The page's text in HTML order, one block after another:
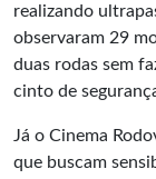
realizando
observaram 29
duas rodas sem
cinto de
Já o Cinema
que buscam